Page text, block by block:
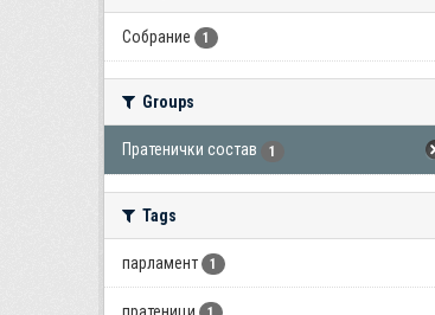
Собрание 1
Groups
Пратенички состав 1
Tags
парламент 1